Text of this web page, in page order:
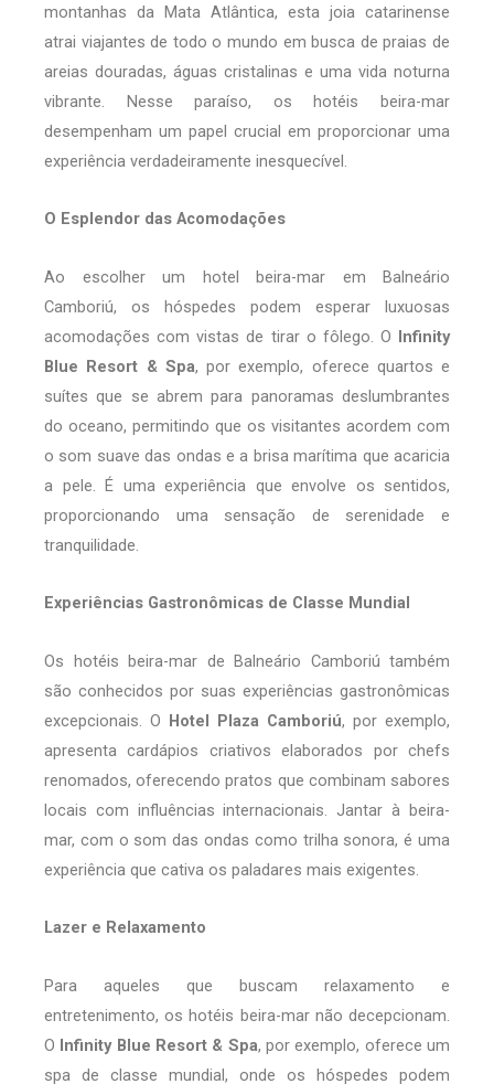
montanhas da Mata Atlântica, esta joia catarinense
atrai viajantes de todo o mundo em busca de praias de
areias douradas, águas cristalinas e uma vida noturna
vibrante. Nesse paraíso, os hotéis beira-mar
desempenham um papel crucial em proporcionar uma
experiência verdadeiramente inesquecível.
O Esplendor das Acomodações
Ao escolher um hotel beira-mar em Balneário
Camboriú, os hóspedes podem esperar luxuosas
acomodações com vistas de tirar o fôlego. O Infinity
Blue Resort & Spa, por exemplo, oferece quartos e
suítes que se abrem para panoramas deslumbrantes
do oceano, permitindo que os visitantes acordem com
o som suave das ondas e a brisa marítima que acaricia
a pele. É uma experiência que envolve os sentidos,
proporcionando uma sensação de serenidade e
tranquilidade.
Experiências Gastronômicas de Classe Mundial
Os hotéis beira-mar de Balneário Camboriú também
são conhecidos por suas experiências gastronômicas
excepcionais. O Hotel Plaza Camboriú, por exemplo,
apresenta cardápios criativos elaborados por chefs
renomados, oferecendo pratos que combinam sabores
locais com influências internacionais. Jantar à beira-
mar, com o som das ondas como trilha sonora, é uma
experiência que cativa os paladares mais exigentes.
Lazer e Relaxamento
Para aqueles que buscam relaxamento e
entretenimento, os hotéis beira-mar não decepcionam.
O Infinity Blue Resort & Spa, por exemplo, oferece um
spa de classe mundial, onde os hóspedes podem